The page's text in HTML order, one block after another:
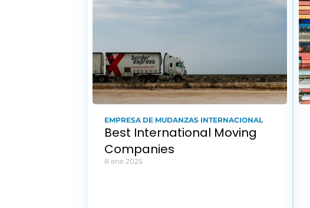
EMPRESA DE MUDANZAS INTERNACIONAL
Best International Moving
Companies
8 ene 2025